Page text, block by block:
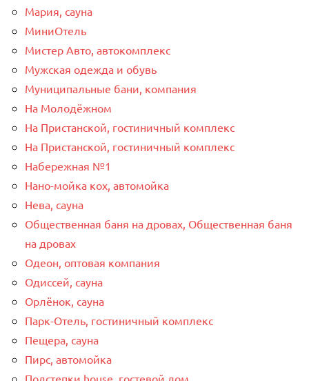
Мария, сауна
МиниОтель
Мистер Авто, автокомплекс
Мужская одежда и обувь
Муниципальные бани, компания
На Молодёжном
На Пристанской, гостиничный комплекс
На Пристанской, гостиничный комплекс
Набережная №1
Нано-мойка кох, автомойка
Нева, сауна
Общественная баня на дровах, Общественная баня
на дровах
Одеон, оптовая компания
Одиссей, сауна
Орлёнок, сауна
Парк-Отель, гостиничный комплекс
Пещера, сауна
Пирс, автомойка